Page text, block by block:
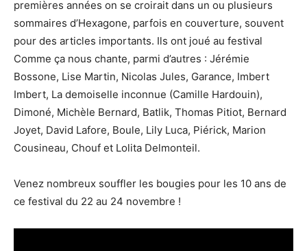
premières années on se croirait dans un ou plusieurs
sommaires d’Hexagone, parfois en couverture, souvent
pour des articles importants. Ils ont joué au festival
Comme ça nous chante, parmi d’autres : Jérémie
Bossone, Lise Martin, Nicolas Jules, Garance, Imbert
Imbert, La demoiselle inconnue (Camille Hardouin),
Dimoné, Michèle Bernard, Batlik, Thomas Pitiot, Bernard
Joyet, David Lafore, Boule, Lily Luca, Piérick, Marion
Cousineau, Chouf et Lolita Delmonteil.
Venez nombreux souffler les bougies pour les 10 ans de
ce festival du 22 au 24 novembre !